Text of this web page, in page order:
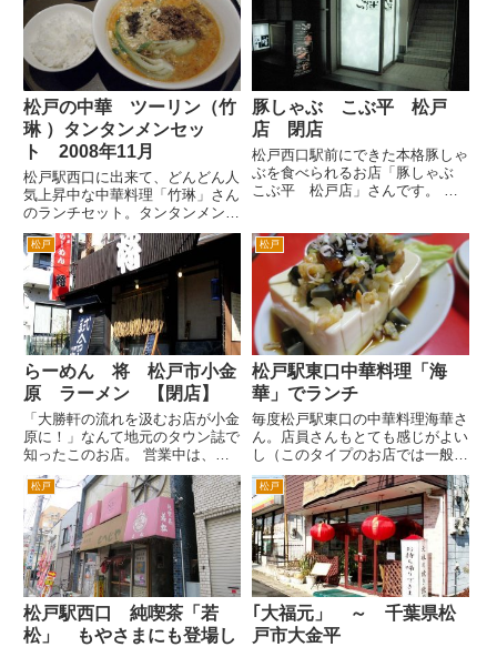
松戸の中華 ツーリン（竹
琳 ）タンタンメンセッ
ト 2008年11月
松戸駅西口に出来て、どんどん人
気上昇中な中華料理「竹琳」さん
のランチセット。タンタンメンの
セットです。 最近メニューが、
変わったりするので、現在時点で
は、セット内容が、変わってるか
もしれません。 山椒やゴマが効
いたタンタンメンです。四川風
な...
豚しゃぶ こぶ平 松戸
店 閉店
松戸西口駅前にできた本格豚しゃ
ぶを食べられるお店「豚しゃぶ
こぶ平 松戸店」さんです。 松
むなどいろいろな用途で使えそう
なお店です。 普通に友達と飲み
に行く、接待、歓送迎会など各
種...
松戸
らーめん 将 松戸市小金
原 ラーメン 【閉店】
「大勝軒の流れを汲むお店が小金
原に！」なんて地元のタウン誌で
知ったこのお店。 営業中は、お
店の前にある特大の黒板に「試合
中」の文字が。準備中は、「支度
中」となります。 しょう油系の
らーめんのほかに、ゴマらーめん
などがありましたが、まだたべ
て...
松戸
松戸駅東口中華料理「海
華」でランチ
毎度松戸駅東口の中華料理海華さ
ん。店員さんもとても感じがよい
し（このタイプのお店では一般的
にどちらかというと感じがよくな
いお店も多い中、海華さんの女性
店員さんは、とても感じがよいと
思います）、お料理もおいしいで
す。 入口のガラスの扉から
店...
松戸
松戸駅西口 純喫茶「若
松」 もやさまにも登場し
松戸
｢大福元」 ～ 千葉県松
戸市大金平